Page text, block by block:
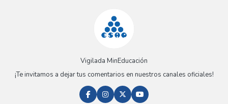
Vigilada MinEducación
¡Te invitamos a dejar tus comentarios en nuestros canales oficiales!